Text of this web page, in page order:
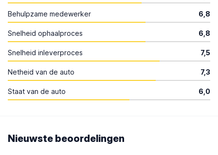
Behulpzame medewerker 6,8
Snelheid ophaalproces 6,8
Snelheid inleverproces 7,5
Netheid van de auto 7,3
Staat van de auto 6,0
Nieuwste beoordelingen